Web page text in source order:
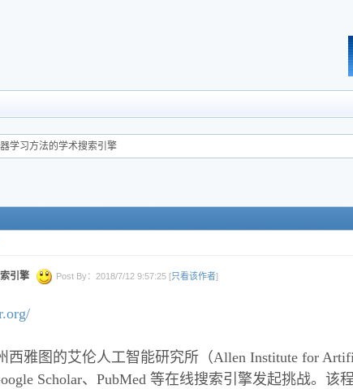
学习方法的学术搜索引擎
引擎 Post By：2018/7/12 9:57:25 [只看该作者]
西雅图的艾伦人工智能研究所（Allen Institute for
Scholar、PubMed 等在线搜索引擎发起挑战。该